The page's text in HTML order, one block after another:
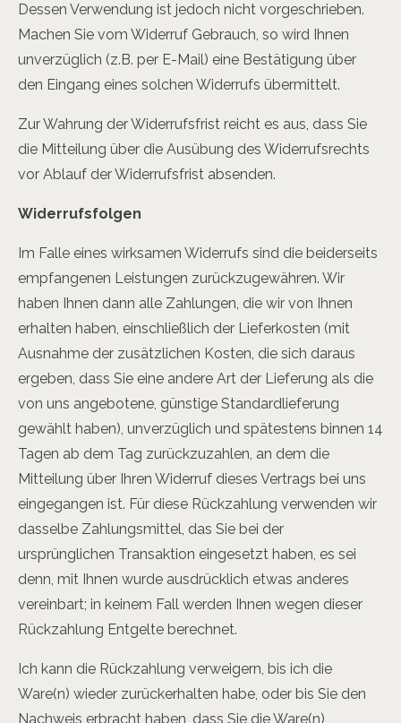
Dessen Verwendung ist jedoch nicht vorgeschrieben.
Machen Sie vom Widerruf Gebrauch, so wird Ihnen
unverzüglich (z.B. per E-Mail) eine Bestätigung über
den Eingang eines solchen Widerrufs übermittelt.
Zur Wahrung der Widerrufsfrist reicht es aus, dass Sie
die Mitteilung über die Ausübung des Widerrufsrechts
vor Ablauf der Widerrufsfrist absenden.
Widerrufsfolgen
Im Falle eines wirksamen Widerrufs sind die beiderseits
empfangenen Leistungen zurückzugewähren. Wir
haben Ihnen dann alle Zahlungen, die wir von Ihnen
erhalten haben, einschließlich der Lieferkosten (mit
Ausnahme der zusätzlichen Kosten, die sich daraus
ergeben, dass Sie eine andere Art der Lieferung als die
von uns angebotene, günstige Standardlieferung
gewählt haben), unverzüglich und spätestens binnen 14
Tagen ab dem Tag zurückzuzahlen, an dem die
Mitteilung über Ihren Widerruf dieses Vertrags bei uns
eingegangen ist. Für diese Rückzahlung verwenden wir
dasselbe Zahlungsmittel, das Sie bei der
ursprünglichen Transaktion eingesetzt haben, es sei
denn, mit Ihnen wurde ausdrücklich etwas anderes
vereinbart; in keinem Fall werden Ihnen wegen dieser
Rückzahlung Entgelte berechnet.
Ich kann die Rückzahlung verweigern, bis ich die
Ware(n) wieder zurückerhalten habe, oder bis Sie den
Nachweis erbracht haben, dass Sie die Ware(n)